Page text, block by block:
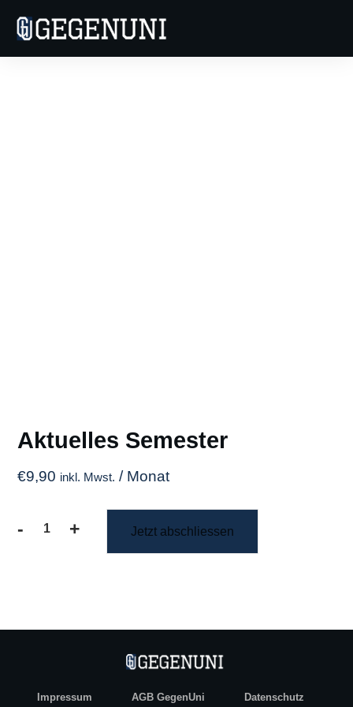
Aktuelles Semester
€9,90 inkl. Mwst. / Monat
-
Aktuelles + Jetzt abschliessen
Impressum AGB GegenUni Datenschutz